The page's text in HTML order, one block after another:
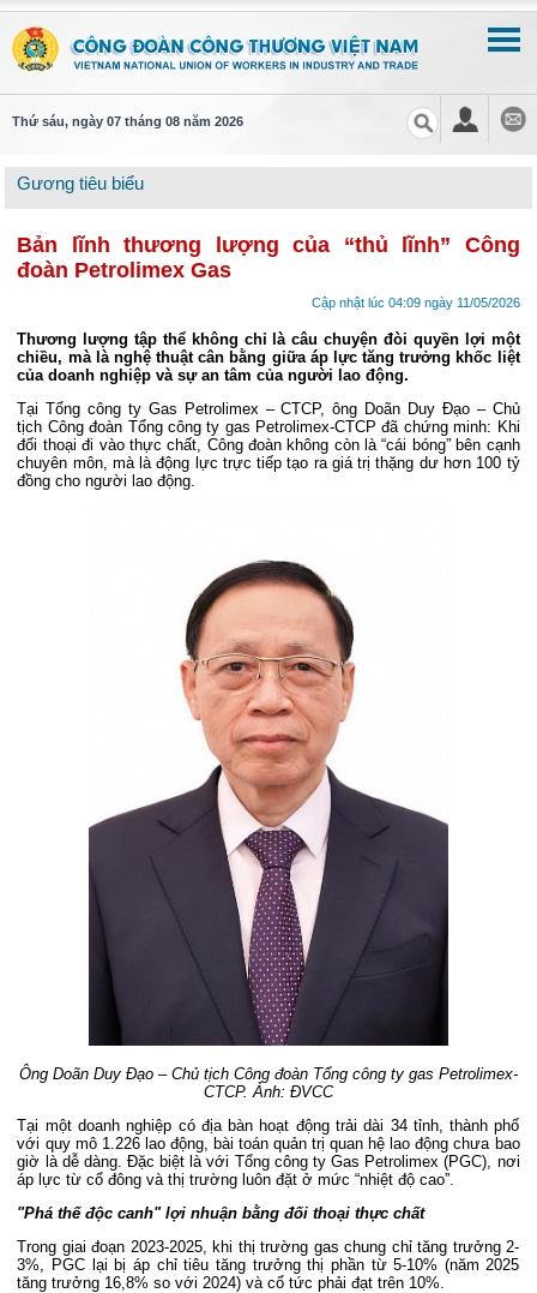
Thứ sáu, ngày 07 tháng 08 năm 2026
Gương tiêu biểu
Bản lĩnh thương lượng của “thủ lĩnh” Công
đoàn Petrolimex Gas
Cập nhật lúc 04:09 ngày 11/05/2026
Thương lượng tập thể không chỉ là câu chuyện đòi quyền lợi một
chiều, mà là nghệ thuật cân bằng giữa áp lực tăng trưởng khốc liệt
của doanh nghiệp và sự an tâm của người lao động.
Tại Tổng công ty Gas Petrolimex – CTCP, ông Doãn Duy Đạo – Chủ
tịch Công đoàn Tổng công ty gas Petrolimex-CTCP đã chứng minh: Khi
đối thoại đi vào thực chất, Công đoàn không còn là “cái bóng” bên cạnh
chuyên môn, mà là động lực trực tiếp tạo ra giá trị thặng dư hơn 100 tỷ
đồng cho người lao động.
Ông Doãn Duy Đạo – Chủ tịch Công đoàn Tổng công ty gas Petrolimex-
CTCP. Ảnh: ĐVCC
Tại một doanh nghiệp có địa bàn hoạt động trải dài 34 tỉnh, thành phố
với quy mô 1.226 lao động, bài toán quản trị quan hệ lao động chưa bao
giờ là dễ dàng. Đặc biệt là với Tổng công ty Gas Petrolimex (PGC), nơi
áp lực từ cổ đông và thị trường luôn đặt ở mức “nhiệt độ cao”.
"Phá thế độc canh" lợi nhuận bằng đối thoại thực chất
Trong giai đoạn 2023-2025, khi thị trường gas chung chỉ tăng trưởng 2-
3%, PGC lại bị áp chỉ tiêu tăng trưởng thị phần từ 5-10% (năm 2025
tăng trưởng 16,8% so với 2024) và cổ tức phải đạt trên 10%.